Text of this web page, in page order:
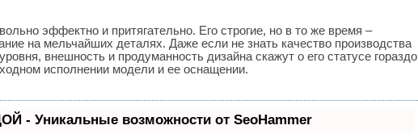
эффектно и притягательно. Его строгие, но в то же время –
на мельчайших деталях. Даже если не знать качество производства
внешность и продуманность дизайна скажут о его статусе гораздо
исполнении модели и ее оснащении.
- Уникальные возможности от SeoHammer